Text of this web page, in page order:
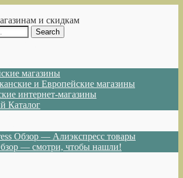
и скидкам
магазины
и Европейские магазины
интернет-магазины
Каталог
Обзор — Алиэкспресс товары
— смотри, чтобы нашли!